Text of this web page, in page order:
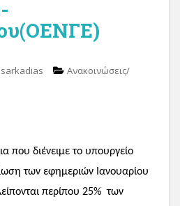
isarkadias
Ανακοινώσεις/
που διένειμε το υπουργείο
των εφημεριών Ιανουαρίου
περίπου 25% των